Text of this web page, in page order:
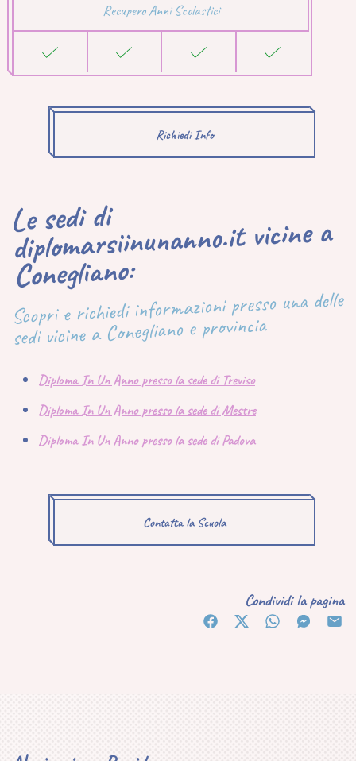
Recupero Anni Scolastici
Richiedi Info
Le sedi di
diplomarsiinunanno.it vicine a
Conegliano:
Scopri e richiedi informazioni presso una delle
sedi vicine a Conegliano e provincia
Diploma In Un Anno presso la sede di Treviso
Diploma In Un Anno presso la sede di Mestre
Diploma In Un Anno presso la sede di Padova
Contatta la Scuola
Condividi la pagina